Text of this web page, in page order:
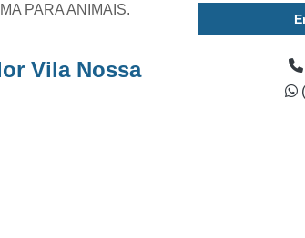
Exames
PARA ANIMAIS.
Vila Nossa